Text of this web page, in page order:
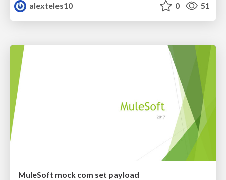
alexteles10
0 51
MuleSoft mock com set payload